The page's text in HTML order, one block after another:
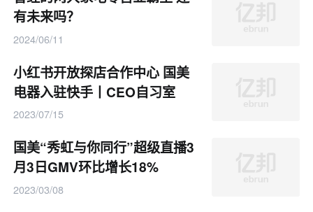
有未来吗？
2024/06/11
小红书开放探店合作中心 国美
电器入驻快手丨CEO自习室
2023/07/15
国美“秀虹与你同行”超级直播3
月3日GMV环比增长18%
2023/03/08